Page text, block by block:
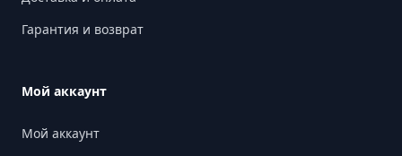
Гарантия и возврат
Мой аккаунт
Мой аккаунт